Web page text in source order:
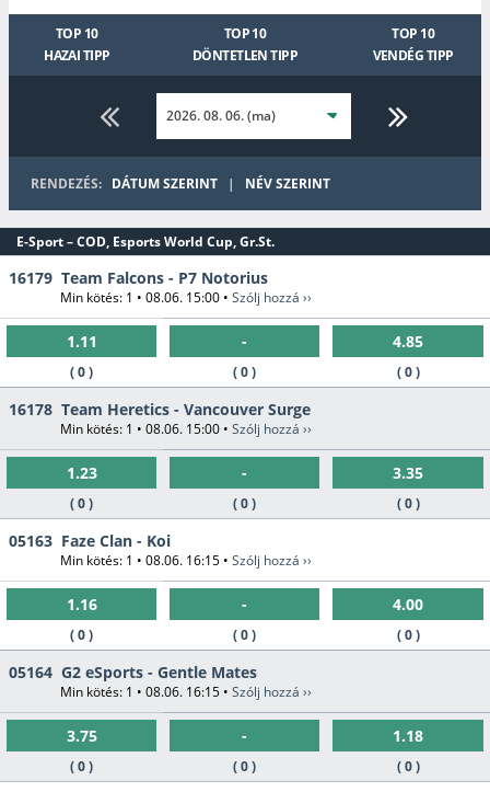
Baseball Kosárlabda
Strandröplabda
Amerikai foci
3x3
Snooker Golf Aussie Rules Rögbi
Vízilabda Gyeplabda Jégkorong
TOP 10
HAZAI TIPP
TOP 10
DÖNTETLEN TIPP
TOP 10
VENDÉG TIPP
RENDEZÉS: DÁTUM SZERINT | NÉV SZERINT
E-Sport – COD, Esports World Cup, Gr.St.
16179 Team Falcons - P7 Notorius
Min kötés: 1 • 08.06. 15:00 • Szólj hozzá ››
1.11
( 0 )
-
( 0 )
4.85
( 0 )
16178 Team Heretics - Vancouver Surge
Min kötés: 1 • 08.06. 15:00 • Szólj hozzá ››
1.23
( 0 )
-
( 0 )
3.35
( 0 )
05163 Faze Clan - Koi
Min kötés: 1 • 08.06. 16:15 • Szólj hozzá ››
1.16
( 0 )
-
( 0 )
4.00
( 0 )
05164 G2 eSports - Gentle Mates
Min kötés: 1 • 08.06. 16:15 • Szólj hozzá ››
3.75
( 0 )
-
( 0 )
1.18
( 0 )